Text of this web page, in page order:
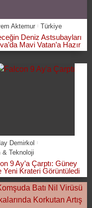
Aktemur Türkiye
Deniz Astsubayları
Mavi Vatan’a Hazır
Demirkol
& Teknoloji
9 Ay’a Çarptı: Güney
Yeni Krateri Görüntüledi